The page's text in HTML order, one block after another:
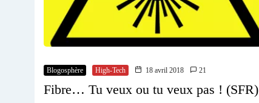
Blogosphère High-Tech 18 avril 2018 21
Fibre… Tu veux ou tu veux pas ! (SFR)